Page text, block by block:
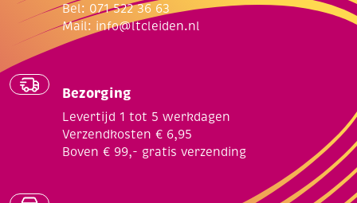
Bel: 071 522 36 63
Mail: info@ltcleiden.nl
Bezorging
Levertijd 1 tot 5 werkdagen
Verzendkosten € 6,95
Boven € 99,- gratis verzending